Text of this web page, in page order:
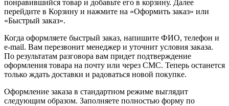
понравившийся товар и добавьте его в корзину. Далее
перейдите в Корзину и нажмите на «Оформить заказ» или
«Быстрый заказ».
Когда оформляете быстрый заказ, напишите ФИО, телефон и
e-mail. Вам перезвонит менеджер и уточнит условия заказа.
По результатам разговора вам придет подтверждение
оформления товара на почту или через СМС. Теперь останется
только ждать доставки и радоваться новой покупке.
Оформление заказа в стандартном режиме выглядит
следующим образом. Заполняете полностью форму по